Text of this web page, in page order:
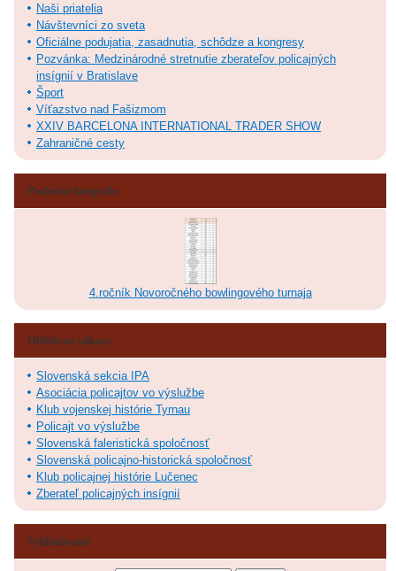
Naši priatelia
Návštevníci zo sveta
Oficiálne podujatia, zasadnutia, schôdze a kongresy
Pozvánka: Medzinárodné stretnutie zberateľov policajných
insígnií v Bratislave
Šport
Víťazstvo nad Fašizmom
XXIV BARCELONA INTERNATIONAL TRADER SHOW
Zahraničné cesty
Posledné fotografie
4.ročník Novoročného bowlingového turnaja
Obľúbené odkazy
Slovenská sekcia IPA
Asociácia policajtov vo výslužbe
Klub vojenskej histórie Tyrnau
Policajt vo výslužbe
Slovenská faleristická spoločnosť
Slovenská policajno-historická spoločnosť
Klub policajnej histórie Lučenec
Zberateľ policajných insígnií
Vyhľadávanie